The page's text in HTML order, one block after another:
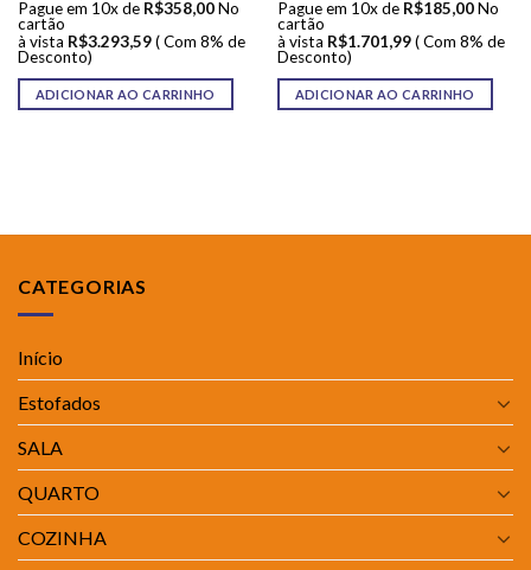
Pague em 10x de R$358,00 No
cartão
à vista R$3.293,59 ( Com 8% de
Desconto)
ADICIONAR AO CARRINHO
Pague em 10x de R$185,00 No
cartão
à vista R$1.701,99 ( Com 8% de
Desconto)
ADICIONAR AO CARRINHO
CATEGORIAS
Início
Estofados
SALA
QUARTO
COZINHA